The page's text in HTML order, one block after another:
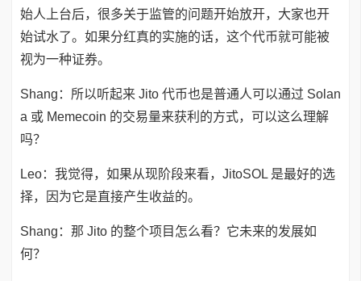
始人上台后，很多关于监管的问题开始放开，大家也开
始试水了。如果分红真的实施的话，这个代币就可能被
视为一种证券。
Shang：所以听起来 Jito 代币也是普通人可以通过 Solan
a 或 Memecoin 的交易量来获利的方式，可以这么理解
吗？
Leo：我觉得，如果从现阶段来看，JitoSOL 是最好的选
择，因为它是直接产生收益的。
Shang：那 Jito 的整个项目怎么看？它未来的发展如
何？